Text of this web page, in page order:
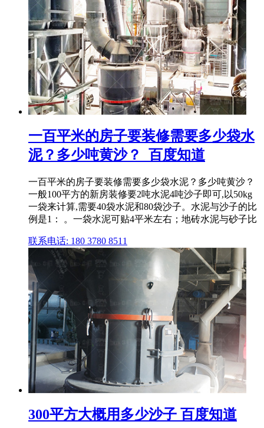
一百平米的房子要装修需要多少袋水
泥？多少吨黄沙？_百度知道
一百平米的房子要装修需要多少袋水泥？多少吨黄沙？
一般100平方的新房装修要2吨水泥4吨沙子即可,以50kg
一袋来计算,需要40袋水泥和80袋沙子。水泥与沙子的比
例是1： 。一袋水泥可贴4平米左右；地砖水泥与砂子比
联系电话: 180 3780 8511
300平方大概用多少沙子 百度知道